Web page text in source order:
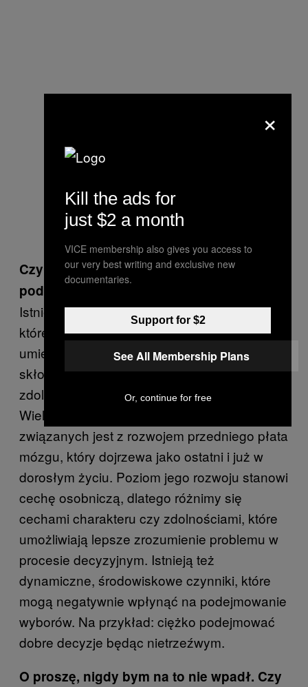
Czy niektóre mózgi są lepsze od innych w
podejmowaniu decyzji?
Istnieją konkretne neurologiczne czynniki,
które determinują naszą decyzyjność,
umiejętność rozwiązywania problemów, jak i
skłonność do impulsywnych decyzji czy
zdolności do przewidywania konsekwencji.
Wiele z tych kognitywnych procesów
związanych jest z rozwojem przedniego płata
mózgu, który dojrzewa jako ostatni i już w
dorosłym życiu. Poziom jego rozwoju stanowi
cechę osobniczą, dlatego różnimy się
cechami charakteru czy zdolnościami, które
umożliwiają lepsze zrozumienie problemu w
procesie decyzyjnym. Istnieją też
dynamiczne, środowiskowe czynniki, które
mogą negatywnie wpłynąć na podejmowanie
wyborów. Na przykład: ciężko podejmować
dobre decyzje będąc nietrzeźwym.
O proszę, nigdy bym na to nie wpadł. Czy
×
Kill the ads for
just $2 a month
VICE membership also gives you access to
our very best writing and exclusive new
documentaries.
Support for $2
See All Membership Plans
Or, continue for free